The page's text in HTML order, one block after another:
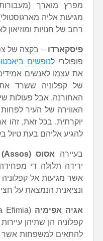
מפרץ מוארך
מגיעות אליה
רחב של חנויות ומוזיאון
פיסקארדו – בקצה של
פופולרי לנופשים
את עצמו לאנשים
של קפלוניה ששרד
האחורנה, אבל פעולות
האווירה של העיר
יוקרתית. בכל זאת, זהו
להגיע אליהם בעת טיול
בעיירה אסוס (Assos)
ירידה תלולה די
אשר מגיעות אל
ונציאנית הנמצאת על חצי
אגיה אפימיה (Agia Efimia) ו
קפלוניה הן שתיהן
להתאים למשפחות אשר